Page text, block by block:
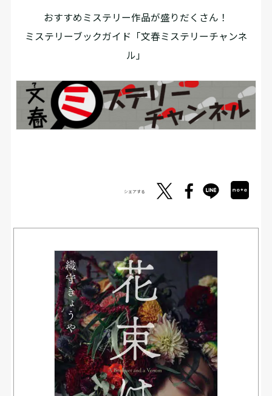
おすすめミステリー作品が盛りだくさん！
ミステリーブックガイド「文春ミステリーチャンネ
ル」
シェアする